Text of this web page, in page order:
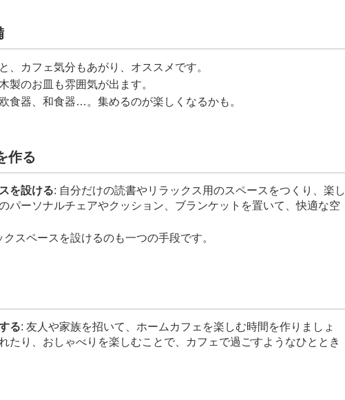
、カフェ気分もあがり、オススメです。
製のお皿も雰囲気が出ます。
食器、和食器…。集めるのが楽しくなるかも。
作る
を設ける: 自分だけの読書やリラックス用のスペースをつくり、楽し
パーソナルチェアやクッション、ブランケットを置いて、快適な空
クスペースを設けるのも一つの手段です。
る: 友人や家族を招いて、ホームカフェを楽しむ時間を作りましょ
たり、おしゃべりを楽しむことで、カフェで過ごすようなひととき